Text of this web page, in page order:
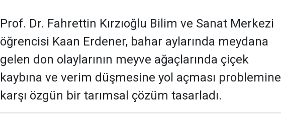
Prof. Dr. Fahrettin Kırzıoğlu Bilim ve Sanat Merkezi
öğrencisi Kaan Erdener, bahar aylarında meydana
gelen don olaylarının meyve ağaçlarında çiçek
kaybına ve verim düşmesine yol açması problemine
karşı özgün bir tarımsal çözüm tasarladı.